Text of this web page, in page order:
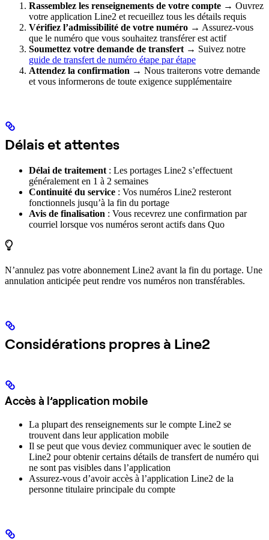
Rassemblez les renseignements de votre compte → Ouvrez
votre application Line2 et recueillez tous les détails requis
Vérifiez l’admissibilité de votre numéro → Assurez-vous
que le numéro que vous souhaitez transférer est actif
Soumettez votre demande de transfert → Suivez notre
guide de transfert de numéro étape par étape
Attendez la confirmation → Nous traiterons votre demande
et vous informerons de toute exigence supplémentaire
Délais et attentes
Délai de traitement : Les portages Line2 s’effectuent
généralement en 1 à 2 semaines
Continuité du service : Vos numéros Line2 resteront
fonctionnels jusqu’à la fin du portage
Avis de finalisation : Vous recevrez une confirmation par
courriel lorsque vos numéros seront actifs dans Quo
N’annulez pas votre abonnement Line2 avant la fin du portage. Une
annulation anticipée peut rendre vos numéros non transférables.
Considérations propres à Line2
Accès à l’application mobile
La plupart des renseignements sur le compte Line2 se
trouvent dans leur application mobile
Il se peut que vous deviez communiquer avec le soutien de
Line2 pour obtenir certains détails de transfert de numéro qui
ne sont pas visibles dans l’application
Assurez-vous d’avoir accès à l’application Line2 de la
personne titulaire principale du compte